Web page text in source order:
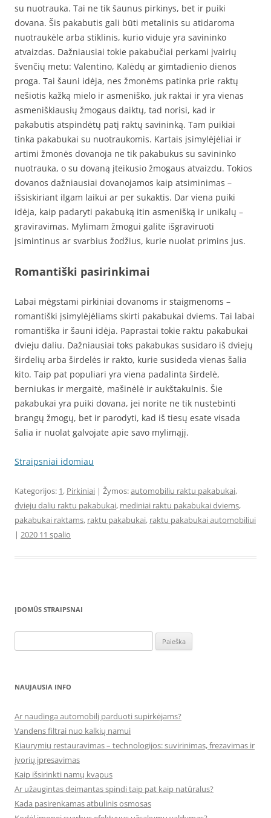
su nuotrauka. Tai ne tik šaunus pirkinys, bet ir puiki
dovana. Šis pakabutis gali būti metalinis su atidaroma
nuotraukėle arba stiklinis, kurio viduje yra savininko
atvaizdas. Dažniausiai tokie pakabučiai perkami įvairių
švenčių metu: Valentino, Kalėdų ar gimtadienio dienos
proga. Tai šauni idėja, nes žmonėms patinka prie raktų
nešiotis kažką mielo ir asmeniško, juk raktai ir yra vienas
asmeniškiausių žmogaus daiktų, tad norisi, kad ir
pakabutis atspindėtų patį raktų savininką. Tam puikiai
tinka pakabukai su nuotraukomis. Kartais įsimylėjėliai ir
artimi žmonės dovanoja ne tik pakabukus su savininko
nuotrauka, o su dovaną įteikusio žmogaus atvaizdu. Tokios
dovanos dažniausiai dovanojamos kaip atsiminimas –
išsiskiriant ilgam laikui ar per sukaktis. Dar viena puiki
idėja, kaip padaryti pakabuką itin asmenišką ir unikalų –
graviravimas. Mylimam žmogui galite išgraviruoti
įsimintinus ar svarbius žodžius, kurie nuolat primins jus.
Romantiški pasirinkimai
Labai mėgstami pirkiniai dovanoms ir staigmenoms –
romantiški įsimylėjėliams skirti pakabukai dviems. Tai labai
romantiška ir šauni idėja. Paprastai tokie raktu pakabukai
dvieju daliu. Dažniausiai toks pakabukas susidaro iš dviejų
širdelių arba širdelės ir rakto, kurie susideda vienas šalia
kito. Taip pat populiari yra viena padalinta širdelė,
berniukas ir mergaitė, mašinėlė ir aukštakulnis. Šie
pakabukai yra puiki dovana, jei norite ne tik nustebinti
brangų žmogų, bet ir parodyti, kad iš tiesų esate visada
šalia ir nuolat galvojate apie savo mylimąjį.
Straipsniai idomiau
Kategorijos: 1, Pirkiniai | Žymos:automobiliu raktu pakabukai,
dvieju daliu raktu pakabukai, mediniai raktu pakabukai dviems,
pakabukai raktams, raktu pakabukai, raktu pakabukai automobiliui
| 2020 11 spalio
ĮDOMŪS STRAIPSNAI
NAUJAUSIA INFO
Ar naudinga automobilį parduoti supirkėjams?
Vandens filtrai nuo kalkių namui
Kiaurymių restauravimas – technologijos: suvirinimas, frezavimas ir
įvorių įpresavimas
Kaip išsirinkti namų kvapus
Ar užaugintas deimantas spindi taip pat kaip natūralus?
Kada pasirenkamas atbulinis osmosas